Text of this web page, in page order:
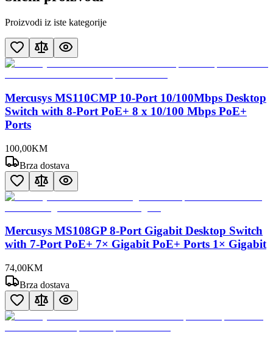
Proizvodi iz iste kategorije
Mercusys MS110CMP 10-Port 10/100Mbps Desktop
Switch with 8-Port PoE+ 8 x 10/100 Mbps PoE+
Ports
100,00KM
Brza dostava
Mercusys MS108GP 8-Port Gigabit Desktop Switch
with 7-Port PoE+ 7× Gigabit PoE+ Ports 1× Gigabit
74,00KM
Brza dostava